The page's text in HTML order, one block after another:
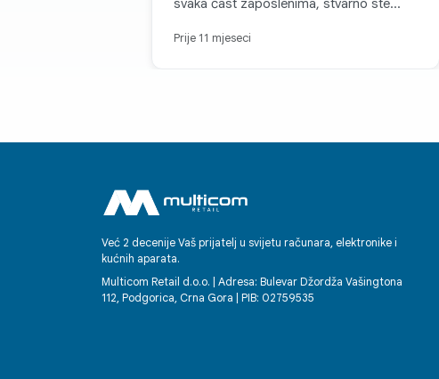
svaka čast zaposlenima, stvarno ste
Prije 11 mjeseci
Već 2 decenije Vaš prijatelj u svijetu računara, elektronike i
kućnih aparata.
Multicom Retail d.o.o. | Adresa: Bulevar Džordža Vašingtona
112, Podgorica, Crna Gora | PIB: 02759535